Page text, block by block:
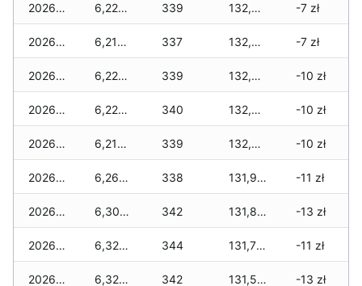
2026-02-22 6,220 zł 339 132,620 zł -7 zł
2026-02-21 6,210 zł 337 132,500 zł -7 zł
2026-02-20 6,220 zł 339 132,340 zł -10 zł
2026-02-19 6,220 zł 340 132,240 zł -10 zł
2026-02-18 6,210 zł 339 132,070 zł -10 zł
2026-02-17 6,260 zł 338 131,920 zł -11 zł
2026-02-16 6,300 zł 342 131,890 zł -13 zł
2026-02-15 6,320 zł 344 131,760 zł -11 zł
2026-02-14 6,320 zł 342 131,510 zł -13 zł